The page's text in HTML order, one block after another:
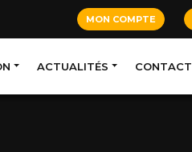
MON COMPTE
ACTUALITÉS CONTACT